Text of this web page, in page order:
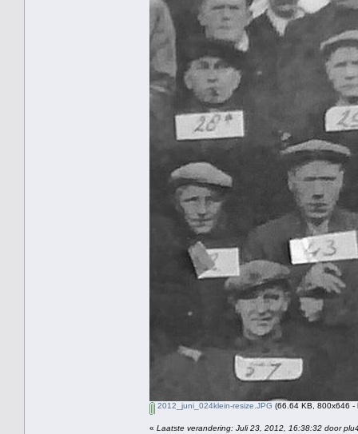
2012_juni_024klein-resize.JPG (66.64 KB, 800x646 -
« Laatste verandering: Juli 23, 2012, 16:38:32 door